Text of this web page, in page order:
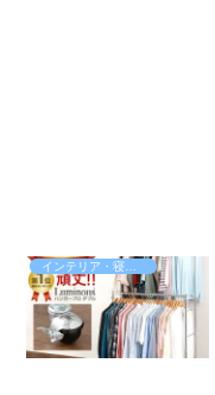
インテリア・寝具・収納